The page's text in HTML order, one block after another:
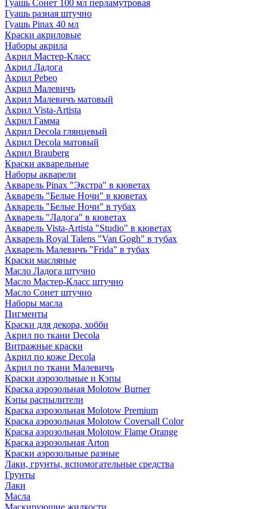
Гуашь Сонет 100 мл перламутровая
Гуашь разная штучно
Гуашь Pinax 40 мл
Краски акриловые
Наборы акрила
Акрил Мастер-Класс
Акрил Ладога
Акрил Pebeo
Акрил Малевичъ
Акрил Малевичъ матовый
Акрил Vista-Artista
Акрил Гамма
Акрил Decola глянцевый
Акрил Decola матовый
Акрил Brauberg
Краски акварельные
Наборы акварели
Акварель Pinax "Экстра" в кюветах
Акварель "Белые Ночи" в кюветах
Акварель "Белые Ночи" в тубах
Акварель "Ладога" в кюветах
Акварель Vista-Artista "Studio" в кюветах
Акварель Royal Talens "Van Gogh" в тубах
Акварель Малевичъ "Frida" в тубах
Краски масляные
Масло Ладога штучно
Масло Мастер-Класс штучно
Масло Сонет штучно
Наборы масла
Пигменты
Краски для декора, хобби
Акрил по ткани Decola
Витражные краски
Акрил по коже Decola
Акрил по ткани Малевичъ
Краски аэрозольные и Кэпы
Краска аэрозольная Molotow Burner
Кэпы распылители
Краска аэрозольная Molotow Premium
Краска аэрозольная Molotow Coversall Color
Краска аэрозольная Molotow Flame Orange
Краска аэрозольная Arton
Краски аэрозольные разные
Лаки, грунты, вспомогательные средства
Грунты
Лаки
Масла
Маскирующие жидкости